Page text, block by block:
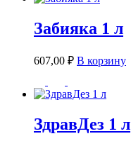
Забияка 1 л
607,00 ₽ В корзину
ЗдравДез 1 л